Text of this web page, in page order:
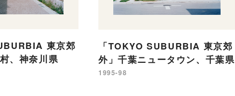
東京郊
、神奈川県
「TOKYO SUBURBIA 東京郊
外」千葉ニュータウン、千葉県
1995-98